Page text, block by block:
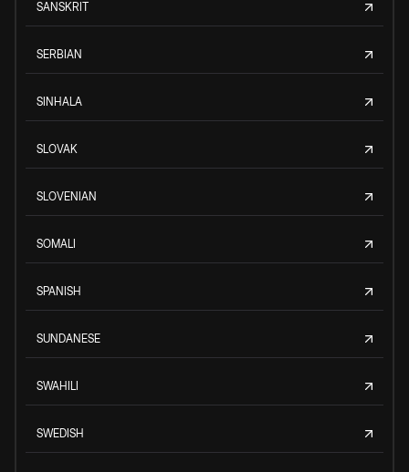
SANSKRIT
SERBIAN
SINHALA
SLOVAK
SLOVENIAN
SOMALI
SPANISH
SUNDANESE
SWAHILI
SWEDISH